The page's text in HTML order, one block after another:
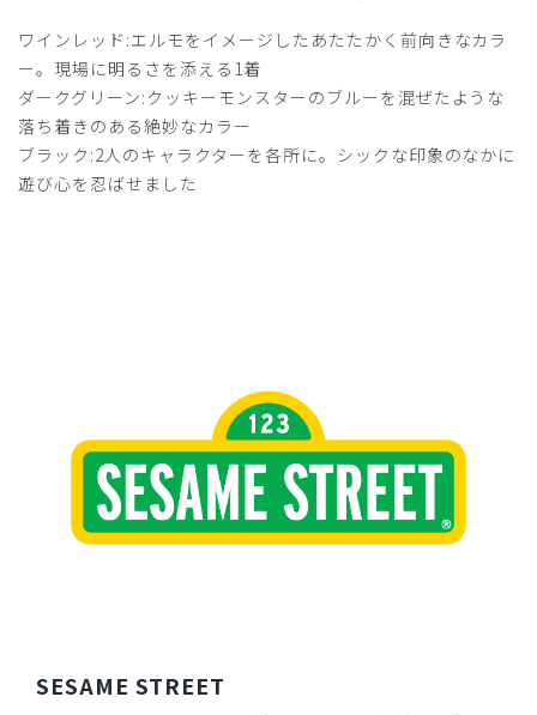
ワインレッド:エルモをイメージしたあたたかく前向きなカラ
ー。現場に明るさを添える1着
ダークグリーン:クッキーモンスターのブルーを混ぜたような
落ち着きのある絶妙なカラー
ブラック:2人のキャラクターを各所に。シックな印象のなかに
遊び心を忍ばせました
SESAME STREET